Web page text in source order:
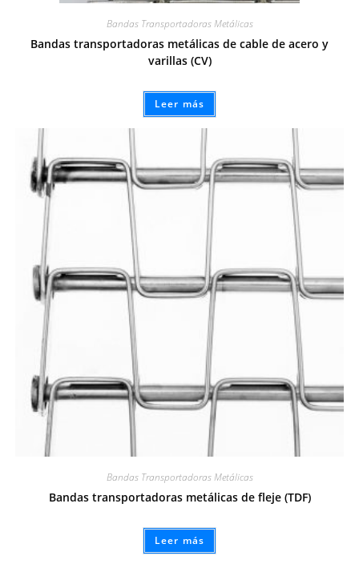
Bandas Transportadoras Metálicas
Bandas transportadoras metálicas de cable de acero y
varillas (CV)
Leer más
Bandas Transportadoras Metálicas
Bandas transportadoras metálicas de fleje (TDF)
Leer más